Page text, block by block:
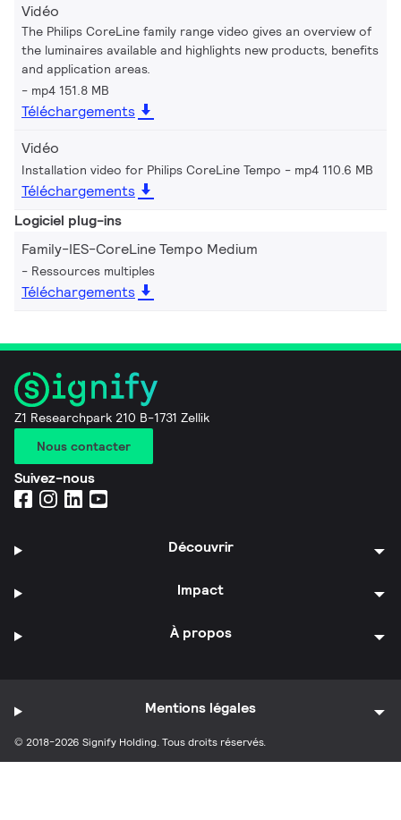
Vidéo
The Philips CoreLine family range video gives an overview of
the luminaires available and highlights new products, benefits
and application areas.
mp4 151.8 MB
Téléchargements
Vidéo
Installation video for Philips CoreLine Tempo mp4 110.6 MB
Téléchargements
Logiciel plug-ins
Family-IES-CoreLine Tempo Medium
Ressources multiples
Téléchargements
Z1 Researchpark 210 B-1731 Zellik
Nous contacter
Suivez-nous
Découvrir
Impact
À propos
© 2018-2026 Signify Holding. Tous droits réservés.
Mentions légales